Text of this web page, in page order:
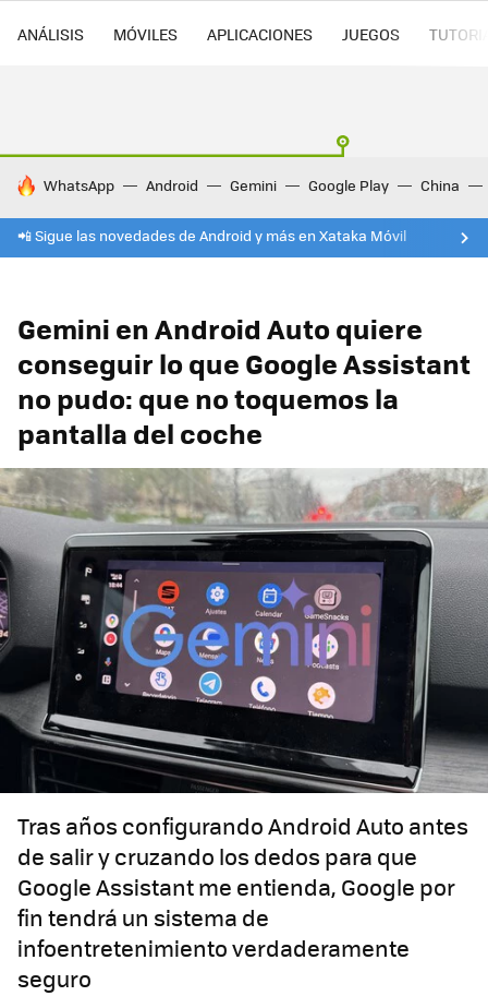
ANÁLISIS MÓVILES APLICACIONES JUEGOS
HOY SE HABLA DE
WhatsApp Android Gemini Google Play China
📲 Sigue las novedades de Android y más en Xataka Móvil
Gemini en Android Auto quiere
conseguir lo que Google Assistant
no pudo: que no toquemos la
pantalla del coche
Tras años configurando Android Auto antes
de salir y cruzando los dedos para que
Google Assistant me entienda, Google por
fin tendrá un sistema de
infoentretenimiento verdaderamente
seguro